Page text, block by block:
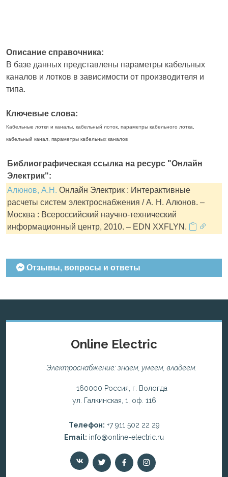
Описание справочника:
В базе данных представлены параметры кабельных
каналов и лотков в зависимости от производителя и
типа.
Ключевые слова:
Кабельные лотки и каналы, кабельный лоток, параметры кабельного лотка,
кабельный канал, параметры кабельных каналов
Библиографическая ссылка на ресурс "Онлайн
Электрик":
Алюнов, А.Н. Онлайн Электрик : Интерактивные
расчеты систем электроснабжения / А. Н. Алюнов. –
Москва : Всероссийский научно-технический
информационный центр, 2010. – EDN XXFLYN.
Отзывы, вопросы и ответы
Online Electric
Электроснабжение: знаем, умеем, владеем.
160000 Россия, г. Вологда
ул. Галкинская, 1, оф. 116
Телефон: +7 911 502 22 29
Email: info@online-electric.ru